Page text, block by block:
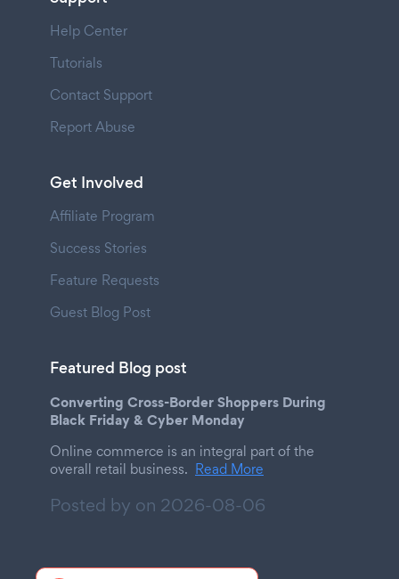
Help Center
Tutorials
Contact Support
Report Abuse
Get Involved
Affiliate Program
Success Stories
Feature Requests
Guest Blog Post
Featured Blog post
Converting Cross-Border Shoppers During
Black Friday & Cyber Monday
Online commerce is an integral part of the
overall retail business. Read More
Posted by on 2026-08-06